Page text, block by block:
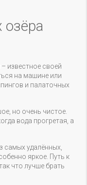
озёра
известное своей
на машине или
и палаточных
но очень чистое.
вода прогретая, а
самых удалённых,
яркое. Путь к
что лучше брать